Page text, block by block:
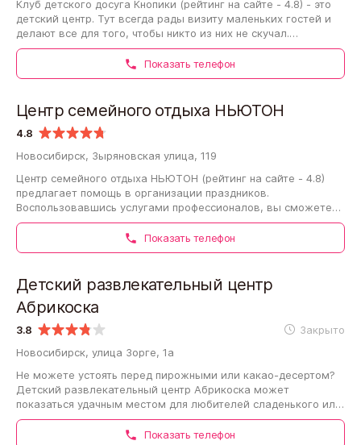
Клуб детского досуга Кнопики (рейтинг на сайте - 4.8) - это
детский центр. Тут всегда рады визиту маленьких гостей и
делают все для того, чтобы никто из них не скучал.
Специалисты отлично знают,…
Показать телефон
4.8
Центр семейного отдыха НЬЮТОН
Новосибирск, Зыряновская улица, 119
Центр семейного отдыха НЬЮТОН (рейтинг на сайте - 4.8)
предлагает помощь в организации праздников.
Воспользовавшись услугами профессионалов, вы сможете
беззаботно веселиться наравне с остальными,…
Показать телефон
3.8 Закрыто
Детский развлекательный центр
Абрикоска
Новосибирск, улица Зорге, 1а
Не можете устоять перед пирожными или какао-десертом?
Детский развлекательный центр Абрикоска может
показаться удачным местом для любителей сладенького или
мучного! Местные технологи постоянно…
Показать телефон